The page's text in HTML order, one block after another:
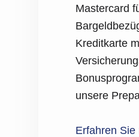
Mastercard
Kreditkarte
unsere
Erfahren Sie